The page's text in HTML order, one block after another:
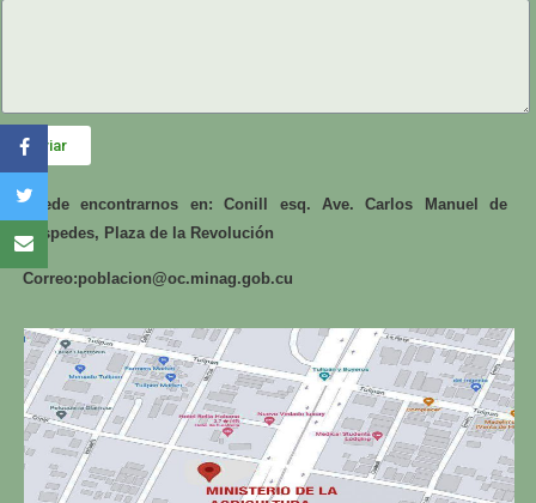
Enviar
Puede encontrarnos en: Conill esq. Ave. Carlos Manuel de
Céspedes, Plaza de la Revolución
Correo:poblacion@oc.minag.gob.cu